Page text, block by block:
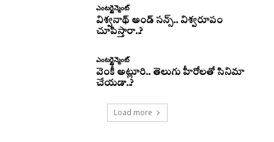
ఎంటర్టైన్మెంట్
విశ్వనాథ్ అండ్ సన్స్.. విశ్వరూపం
చూపిస్తారా..?
ఎంటర్టైన్మెంట్
వెంకీ అట్లూరి.. తెలుగు హీరోలతో సినిమా
చేయడా..?
Load more